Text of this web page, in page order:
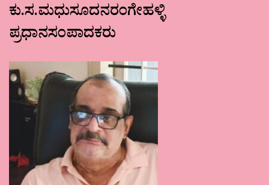
ಕು.ಸ.ಮಧುಸೂದನರಂಗೇಹಳ್ಳಿ
ಪ್ರಧಾನಸಂಪಾದಕರು